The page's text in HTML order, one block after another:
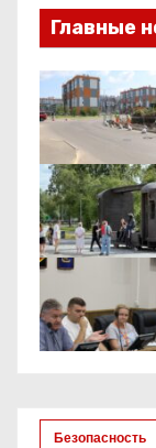
в
и
г
а
ц
и
я
п
Главные
Безопасность